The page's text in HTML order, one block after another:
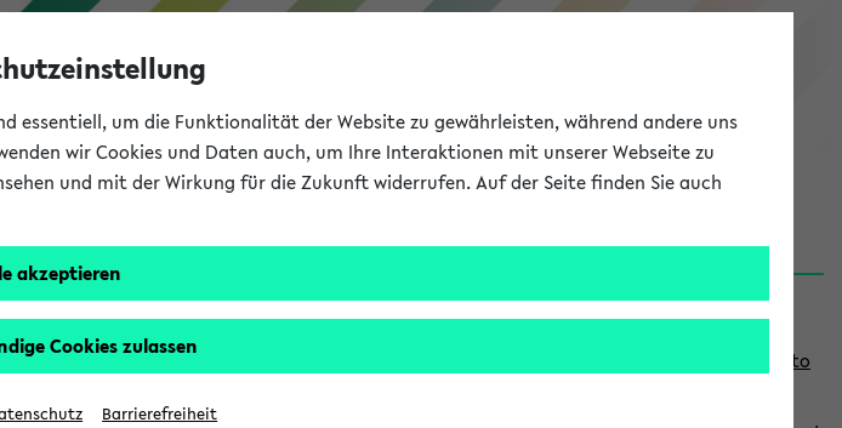
eKVV
S
d
Links
Use the combination search to
essentiell, um die Funktionalität der Website zu gewährleisten, während andere uns
wir Cookies und Daten auch, um Ihre Interaktionen mit unserer Webseite zu
und mit der Wirkung für die Zukunft widerrufen. Auf der Seite finden Sie auch
akzeptieren
Cookies zulassen
Barrierefreiheit